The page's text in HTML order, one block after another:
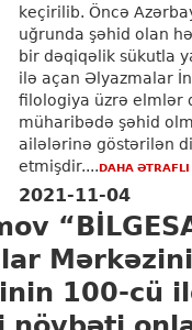
keçirilib. Öncə
uğrunda şəhid olan
bir dəqiqəlik sükutla
ilə açan Əlyazmalar
filologiya üzrə elmlər
müharibədə şəhid
ailələrinə göstərilən
etmişdir....DAHA ƏTRAFLI
2021-11-04
100-cü